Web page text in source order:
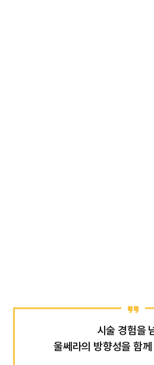
시술 경험을
울쎄라의 방향성을 함